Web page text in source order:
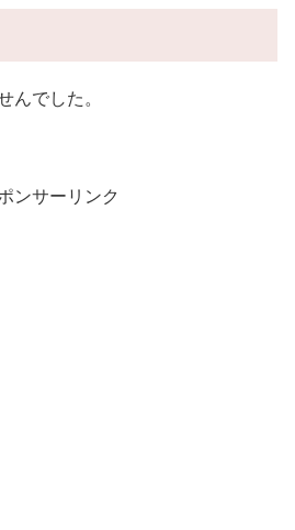
んでした。
ンサーリンク